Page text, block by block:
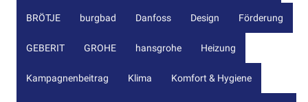
BRÖTJE burgbad Danfoss Design Förderung
GEBERIT GROHE hansgrohe Heizung
Kampagnenbeitrag Klima Komfort & Hygiene